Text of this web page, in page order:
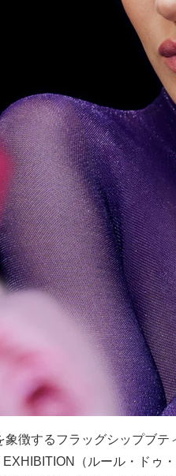
象徴するフラッグシップブテ
（ルール・ドゥ